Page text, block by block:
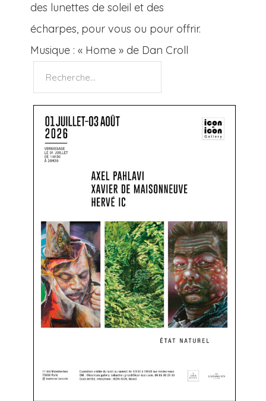
des lunettes de soleil et des
écharpes, pour vous ou pour offrir.
Musique : « Home » de Dan Croll
Rechercher